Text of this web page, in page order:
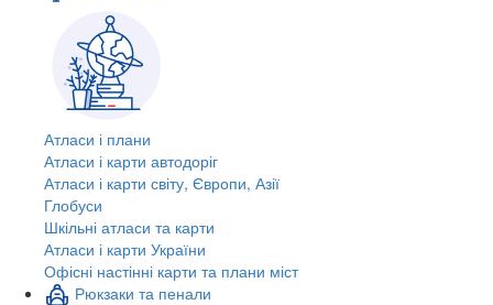
Атласи і плани
Атласи і карти автодоріг
Атласи і карти світу, Європи, Азії
Глобуси
Шкільні атласи та карти
Атласи і карти України
Офісні настінні карти та плани міст
Рюкзаки та пенали